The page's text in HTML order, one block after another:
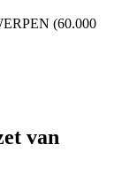
(60.000
van